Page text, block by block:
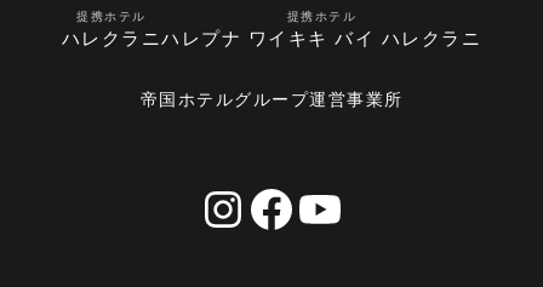
提携ホテル
ハレクラニ
提携ホテル
ハレプナ ワイキキ バイ ハレクラニ
帝国ホテルグループ運営事業所